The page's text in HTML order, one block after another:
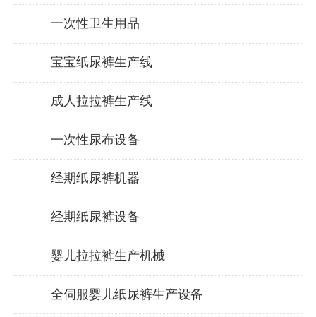
一次性卫生用品
宝宝纸尿裤生产线
成人拉拉裤生产线
一次性尿布设备
经期纸尿裤机器
经期纸尿裤设备
婴儿拉拉裤生产机械
全伺服婴儿纸尿裤生产设备